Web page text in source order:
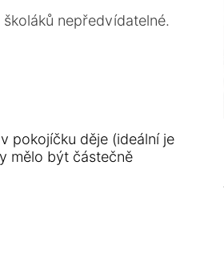
nepředvídatelné.
pokojíčku děje (ideální je
mělo být částečně